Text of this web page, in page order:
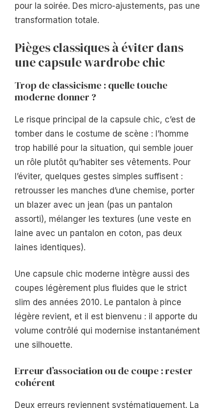
pour la soirée. Des micro-ajustements, pas une
transformation totale.
Pièges classiques à éviter dans
une capsule wardrobe chic
Trop de classicisme : quelle touche
moderne donner ?
Le risque principal de la capsule chic, c’est de
tomber dans le costume de scène : l’homme
trop habillé pour la situation, qui semble jouer
un rôle plutôt qu’habiter ses vêtements. Pour
l’éviter, quelques gestes simples suffisent :
retrousser les manches d’une chemise, porter
un blazer avec un jean (pas un pantalon
assorti), mélanger les textures (une veste en
laine avec un pantalon en coton, pas deux
laines identiques).
Une capsule chic moderne intègre aussi des
coupes légèrement plus fluides que le strict
slim des années 2010. Le pantalon à pince
légère revient, et il est bienvenu : il apporte du
volume contrôlé qui modernise instantanément
une silhouette.
Erreur d’association ou de coupe : rester
cohérent
Deux erreurs reviennent systématiquement. La